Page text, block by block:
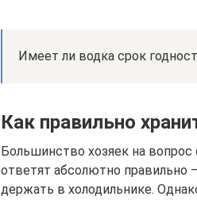
Имеет ли водка срок
Как правильно
Большинство хозяек на вопрос
ответят абсолютно правильно
держать в холодильнике.